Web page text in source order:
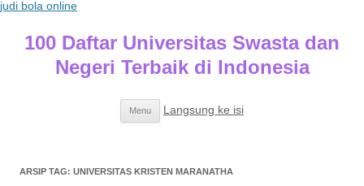
judi bola online
100 Daftar Universitas Swasta dan
Negeri Terbaik di Indonesia
Menu Langsung ke isi
ARSIP TAG: UNIVERSITAS KRISTEN MARANATHA